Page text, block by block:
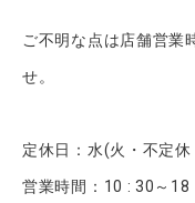
ご不明な点は店舗営業
せ。
定休日：水(火・不定
営業時間：10 : 30～18